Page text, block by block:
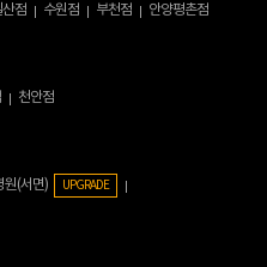
산점 수원점 부천점 안양평촌점
천안점
원(서면) UPGRADE